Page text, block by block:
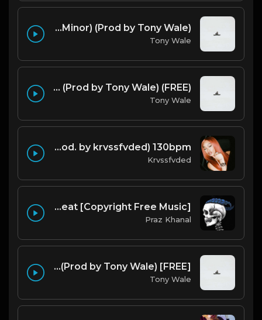
Bryson Tiller Type Beat - Smoking Aces (F Minor) (Prod by Tony Wale)
Tony Wale
(FREE) DRAKE x FUTURE TYPE BEAT - Under Water 122 bpm (Prod by Tony Wale)
Tony Wale
i'm good (prod. by krvssfvded) 130bpm
Krvssfvded
Bugatti | Nepalese Drill Type Beat [Copyright Free Music]
Praz Khanal
[FREE] 88glam type beat - Heaven - 80 BPM C Maj (Prod by Tony Wale)
Tony Wale